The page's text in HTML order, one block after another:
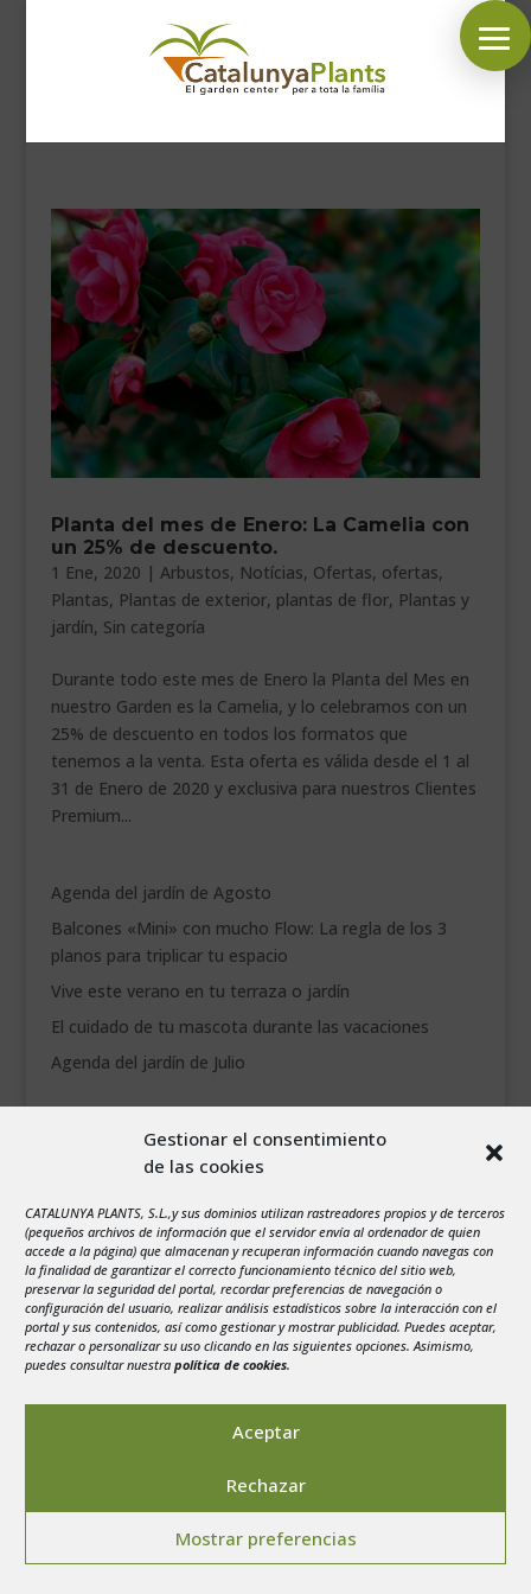
Gestionar el consentimiento
de las cookies
CATALUNYA PLANTS, S.L.,y sus dominios utilizan rastreadores propios y de terceros
(pequeños archivos de información que el servidor envía al ordenador de quien
accede a la página) que almacenan y recuperan información cuando navegas con
la finalidad de garantizar el correcto funcionamiento técnico del sitio web,
preservar la seguridad del portal, recordar preferencias de navegación o
configuración del usuario, realizar análisis estadísticos sobre la interacción con el
portal y sus contenidos, así como gestionar y mostrar publicidad. Puedes aceptar,
rechazar o personalizar su uso clicando en las siguientes opciones. Asimismo,
puedes consultar nuestra política de cookies.
Aceptar
Rechazar
Mostrar preferencias
SÍGUENOS EN:
INICIO
PLANTAS
COMPLEMENTOS JARDÍN
MASCOTAS
DECORACIÓN
HORARIO GARDEN
CONTACTAR
BLOG
___________________________
VEURE EN CATALÀ
Planta del mes de Enero: La Camelia con
un 25% de descuento.
1 Ene, 2020 | Arbustos, Notícias, Ofertas, ofertas,
Plantas, Plantas de exterior, plantas de flor, Plantas y
jardín, Sin categoría
Durante todo este mes de Enero la Planta del Mes en
nuestro Garden es la Camelia, y lo celebramos con un
25% de descuento en todos los formatos que
tenemos a la venta. Esta oferta es válida desde el 1 al
31 de Enero de 2020 y exclusiva para nuestros Clientes
Premium...
Agenda del jardín de Agosto
Balcones «Mini» con mucho Flow: La regla de los 3
planos para triplicar tu espacio
Vive este verano en tu terraza o jardín
El cuidado de tu mascota durante las vacaciones
Agenda del jardín de Julio
X J V S
3
4 5 6 7 8
9
10
11 12 13 14 15
16
17
18 19 20 21 22
23
24
25 26 27 28 29
30
31
Política de privacidad
Cookies